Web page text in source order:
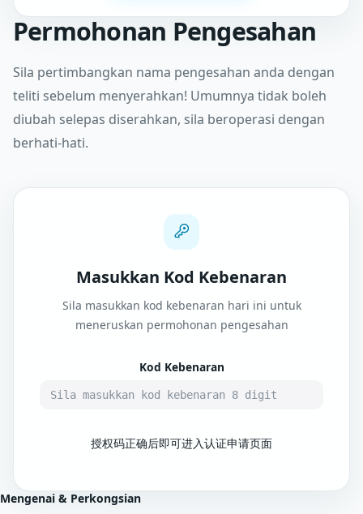
Permohonan Pengesahan
Sila pertimbangkan nama pengesahan anda dengan
teliti sebelum menyerahkan! Umumnya tidak boleh
diubah selepas diserahkan, sila beroperasi dengan
berhati-hati.
Masukkan Kod Kebenaran
Sila masukkan kod kebenaran hari ini untuk
meneruskan permohonan pengesahan
Kod Kebenaran
授权码正确后即可进入认证申请页面
Mengenai & Perkongsian